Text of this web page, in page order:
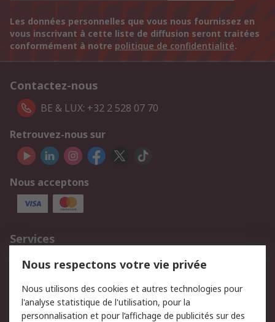
Les données personnelles que vous nous fournissez en
vous inscrivant à cette liste de diffusion seront traitées
conformément à notre politique de confidentialité.
Contactez-nous
BE & LUX: +32 2 528 07 70
Retrouvez-nous sur
Nous acceptons
Services
750.000 produits
2.500 marques
Retours
Support technique
Track & trace
Nous respectons votre vie privée
Nous utilisons des cookies et autres technologies pour
l'analyse statistique de l'utilisation, pour la
personnalisation et pour l’affichage de publicités sur des